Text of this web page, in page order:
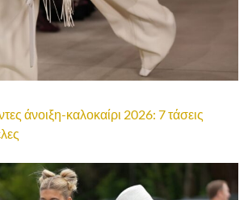
άνοιξη-καλοκαίρι 2026: 7 τάσεις